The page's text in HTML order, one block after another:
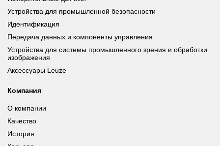
Устройства для промышленной безопасности
Идентификация
Передача данных и компоненты управления
Устройства для системы промышленного зрения и обработки
изображения
Аксессуары Leuze
Компания
О компании
Качество
История